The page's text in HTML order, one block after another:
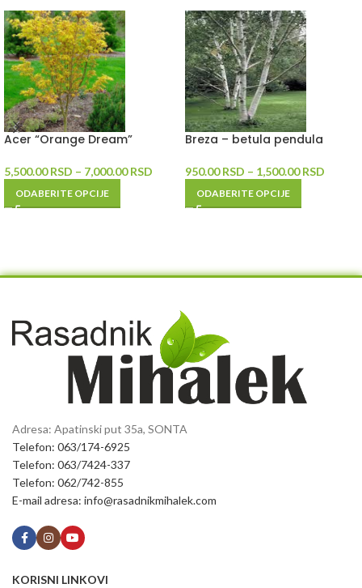
Acer “Orange Dream”
5,500.00RSD – 7,000.00RSD
ODABERITE OPCIJE
Breza – betula pendula
950.00RSD – 1,500.00RSD
ODABERITE OPCIJE
Adresa: Apatinski put 35a, SONTA
Telefon: 063/174-6925
Telefon: 063/7424-337
Telefon: 062/742-855
E-mail adresa: info@rasadnikmihalek.com
KORISNI LINKOVI